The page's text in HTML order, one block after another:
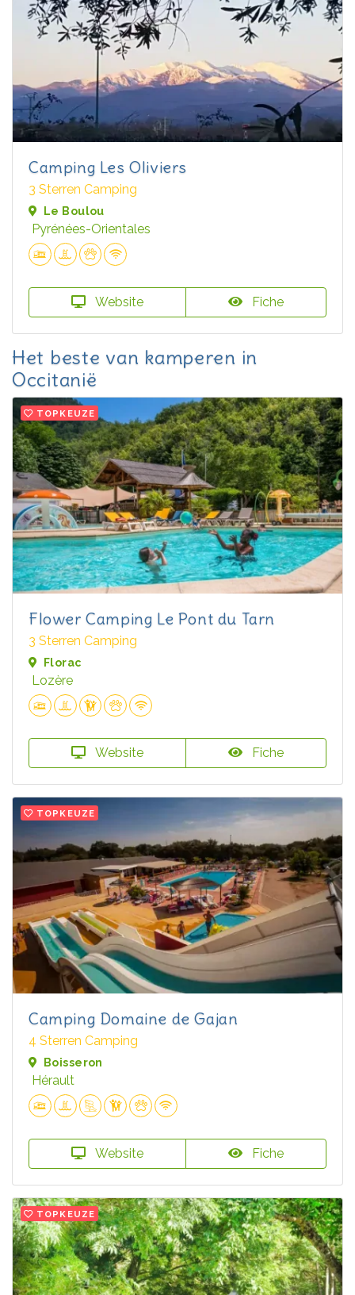
Camping Les Oliviers
3 Sterren Camping
Le Boulou
Pyrénées-Orientales
Website Fiche
Het beste van kamperen in
Occitanië
TOPKEUZE
Flower Camping Le Pont du Tarn
3 Sterren Camping
Florac
Lozère
Website Fiche
TOPKEUZE
Camping Domaine de Gajan
4 Sterren Camping
Boisseron
Hérault
Website Fiche
TOPKEUZE